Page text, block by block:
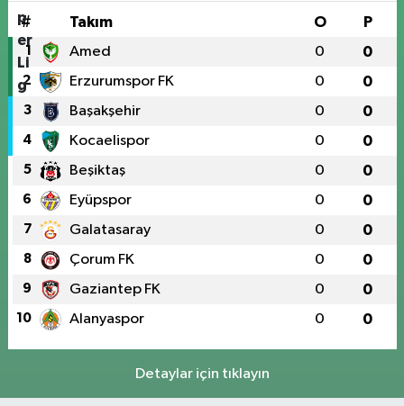
# Takım O P
1 Amed 0 0
2 Erzurumspor FK 0 0
3 Başakşehir 0 0
4 Kocaelispor 0 0
5 Beşiktaş 0 0
6 Eyüpspor 0 0
7 Galatasaray 0 0
8 Çorum FK 0 0
9 Gaziantep FK 0 0
10 Alanyaspor 0 0
Detaylar için tıklayın